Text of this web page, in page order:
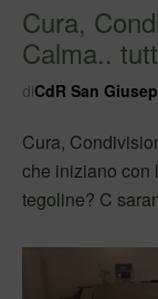
Cura,
Calma..
lette…
diCdR San
Cura,
che iniziano con
tegoline? C